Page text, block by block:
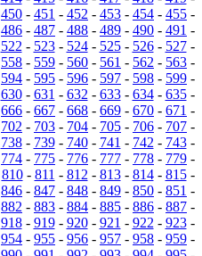
450 - 451 - 452 - 453 - 454 - 455 -
486 - 487 - 488 - 489 - 490 - 491 -
522 - 523- 524- 525- 526- 527-
558 - 559 - 560 - 561 - 562 - 563 -
594 - 595 - 596 - 597 - 598 - 599 -
630- 631 - 632 - 633- 634- 635-
666 - 667 - 668 - 669 - 670 - 671 -
702 - 703 - 704 - 705 - 706 - 707 -
738- 739- 740- 741 - 742 - 743-
774 - 775 - 776 - 777 - 778 - 779 -
810- 811 - 812 - 813- 814- 815-
846 - 847 - 848 - 849 - 850 - 851 -
882 - 883 - 884 - 885 - 886 - 887 -
918- 919- 920- 921 - 922 - 923-
954 - 955 - 956 - 957 - 958 - 959 -